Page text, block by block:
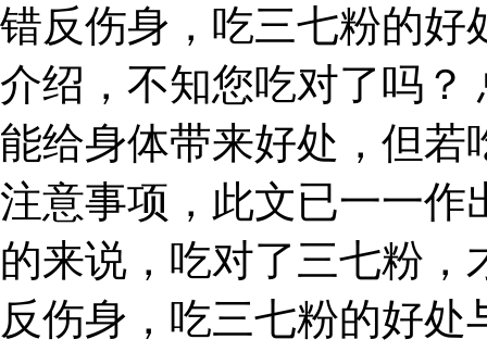
错反伤身，吃三七粉的好
介绍，不知您吃对了吗？
能给身体带来好处，但若
注意事项，此文已一一作
的来说，吃对了三七粉
反伤身，吃三七粉的好